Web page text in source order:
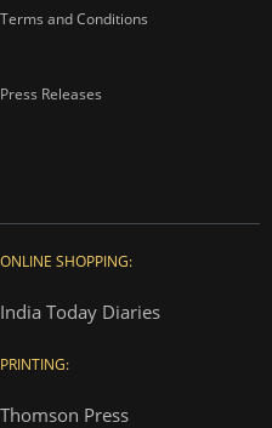
Terms and Conditions
Press Releases
ONLINE SHOPPING:
India Today Diaries
PRINTING:
Thomson Press